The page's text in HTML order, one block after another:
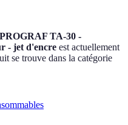
TA-30 -
- jet d'encre est actuellement
se trouve dans la catégorie